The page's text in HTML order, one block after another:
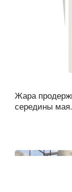
Жара
середины